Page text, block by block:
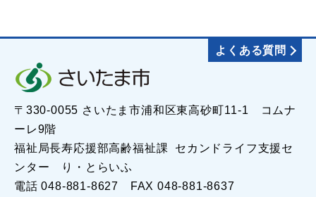
よくある質問
〒330-0055 さいたま市浦和区東高砂町11-1 コムナ
ーレ9階
福祉局長寿応援部高齢福祉課 セカンドライフ支援セ
ンター り・とらいふ
電話 048-881-8627 FAX 048-881-8637